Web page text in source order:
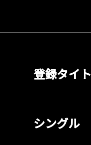
登録タイ
シングル